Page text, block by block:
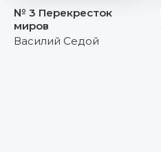
№ 3 Перекресток
миров
Василий Седой